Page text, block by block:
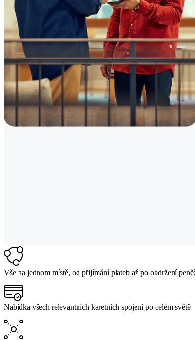
Vše na jednom místě, od přijímání plateb až po obdržení
Nabídka všech relevantních karetních spojení po celém světě